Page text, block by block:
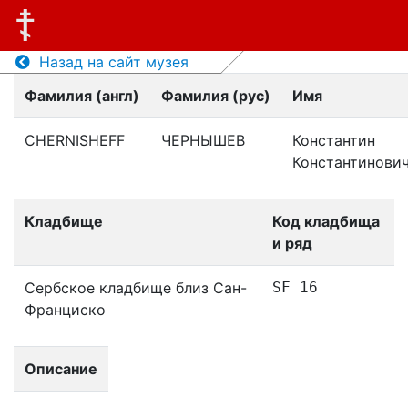
Назад на сайт музея
Фамилия (англ)
Фамилия (рус) Имя
CHERNISHEFF ЧЕРНЫШЕВ
Константин
Кладбище
Код кладбища
и ряд
Сербское кладбище близ Сан-
Франциско
SF 16
Описание